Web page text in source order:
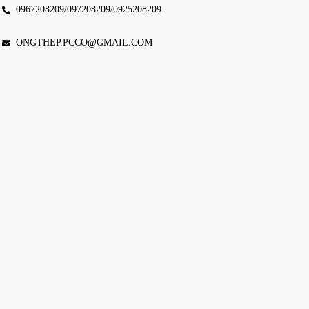
0967208209/097208209/0925208209
ONGTHEP.PCCO@GMAIL.COM